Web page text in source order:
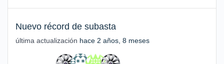
Nuevo récord de subasta
última actualización hace 2 años, 8 meses